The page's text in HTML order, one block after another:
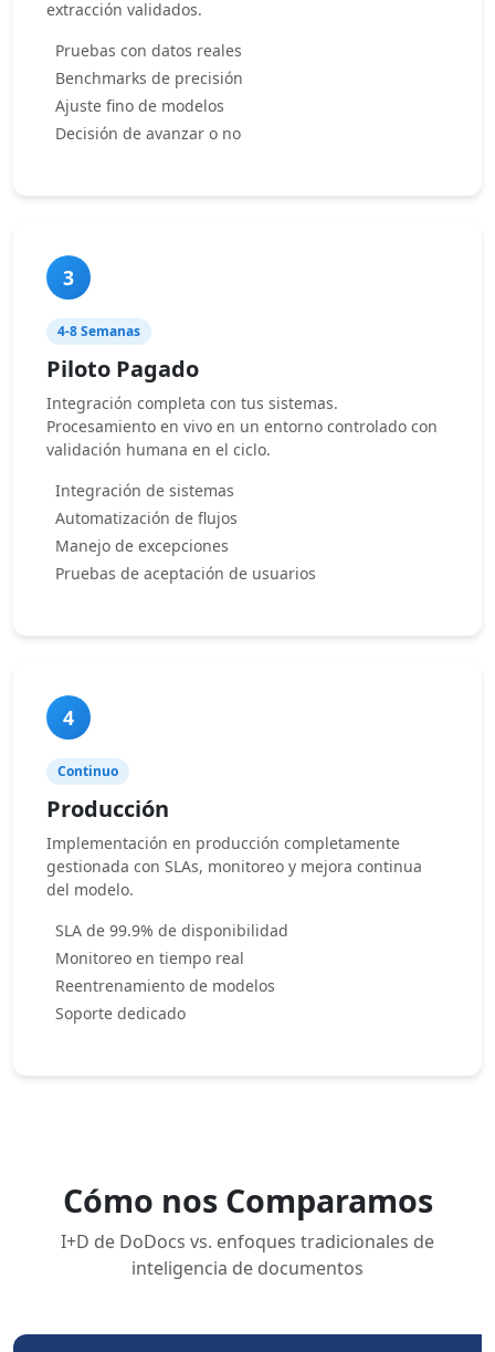
extracción validados.
Pruebas con datos reales
Benchmarks de precisión
Ajuste fino de modelos
Decisión de avanzar o no
3
4-8 Semanas
Piloto Pagado
Integración completa con tus sistemas.
Procesamiento en vivo en un entorno controlado con
validación humana en el ciclo.
Integración de sistemas
Automatización de flujos
Manejo de excepciones
Pruebas de aceptación de usuarios
4
Continuo
Producción
Implementación en producción completamente
gestionada con SLAs, monitoreo y mejora continua
del modelo.
SLA de 99.9% de disponibilidad
Monitoreo en tiempo real
Reentrenamiento de modelos
Soporte dedicado
Cómo nos Comparamos
I+D de DoDocs vs. enfoques tradicionales de
inteligencia de documentos